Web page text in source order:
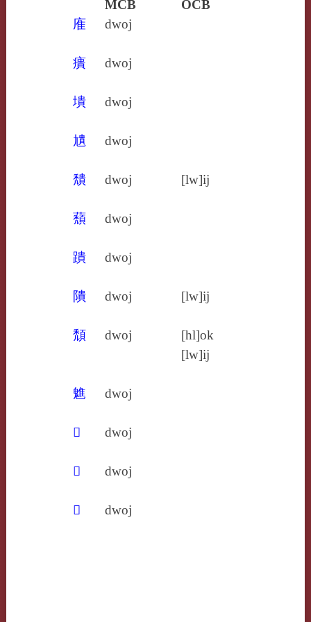
MCB
OCB
㢈
dwoj
㿉 dwoj
墤 dwoj
尵 dwoj
穨 dwoj [lw]ij
蘈 dwoj
蹪 dwoj
隤 dwoj [lw]ij
頹 dwoj
[hl]ok
[lw]ij
魋 dwoj
𤗴 dwoj
𧝋 dwoj
𧮓 dwoj